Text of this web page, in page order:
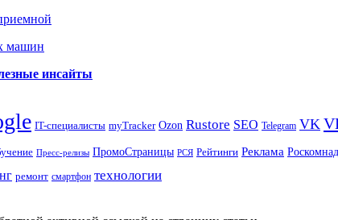
машин
инсайты
IT-специалисты myTracker Ozon Rustore SEO Telegram VK
Пресс-релизы ПромоСтраницы РСЯ Рейтинги Реклама
ремонт смартфон технологии